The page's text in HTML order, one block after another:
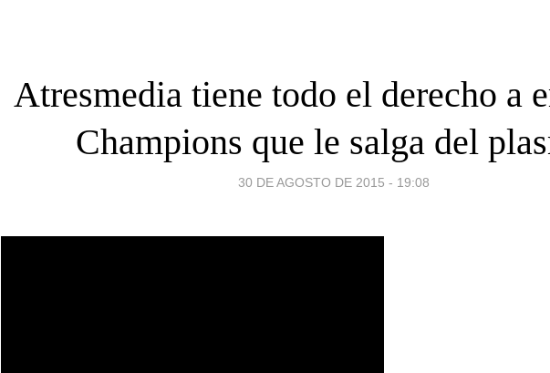
Atresmedia tiene todo el derecho a
Champions que le salga del
30 DE AGOSTO DE 2015 - 19:08